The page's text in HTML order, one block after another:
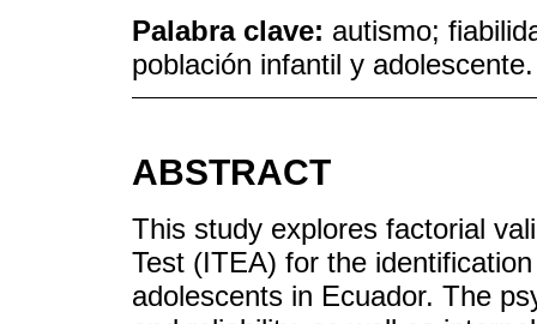
Palabra clave: autismo;
población infantil y adolescente.
ABSTRACT
This study explores factorial
Test (ITEA) for the
adolescents in Ecuador. The